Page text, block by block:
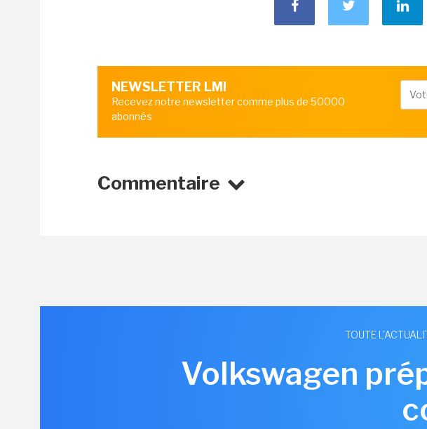
NEWSLETTER LMI
Recevez notre newsletter comme plus de 50000
abonnés
Commentaire
TOUTE
Volkswagen